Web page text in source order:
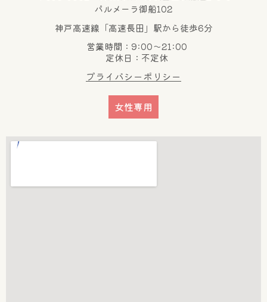
パルメーラ御船102
神戸高速線「高速長田」駅から徒歩6分
営業時間：9:00～21:00
定休日：不定休
プライバシーポリシー
女性専用